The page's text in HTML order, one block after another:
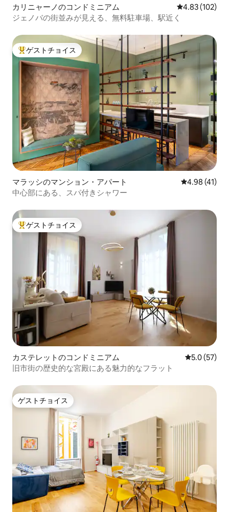
カリニャーノのコンドミニアム レビュー102
4.83 (102)
ジェノバの街並みが見える、無料駐車場、駅近く
大好評のゲストチョイスです。
ゲストチョイス
マラッシのマンション・アパート レビュー41
4.98 (41)
中心部にある、スパ付きシャワー
大好評のゲストチョイスです。
ゲストチョイス
カステレットのコンドミニアム レビュー57
5.0 (57)
旧市街の歴史的な宮殿にある魅力的なフラット
ゲストチョイス
ゲストチョイス